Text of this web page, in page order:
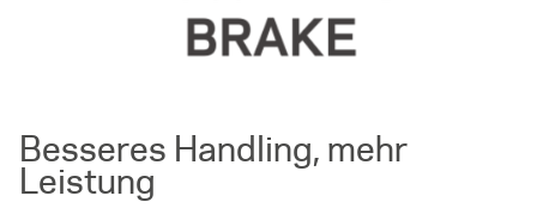
Besseres Handling, mehr
Leistung